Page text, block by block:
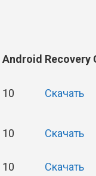
Android Recovery
10 Скачать
10 Скачать
10 Скачать